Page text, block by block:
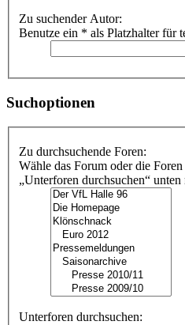
Zu suchender Autor:
Benutze ein * als Platzhalter für
Suchoptionen
Zu durchsuchende Foren:
Wähle das Forum oder die
„Unterforen durchsuchen“
Unterforen durchsuchen: